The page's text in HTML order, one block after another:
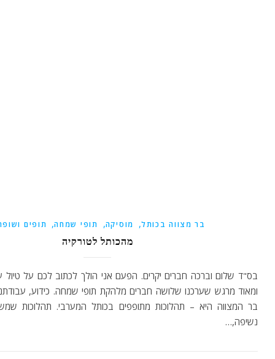
בר מצווה בכותל, מוסיקה, תופי שמחה, תופים
מהכותל לטורקיה
בס"ד שלום וברכה חברים יקרים. הפעם אני הולך לכתוב לכם על טיול
ומאוד מרגש שערכנו שלושה חברים מלהקת תופי שמחה. כידוע,
בר המצווה היא – תהלוכות מתופפים בכותל המערבי. תהלוכות
נשיפה,…